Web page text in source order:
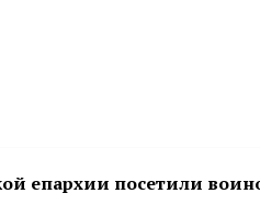
епархии посетили